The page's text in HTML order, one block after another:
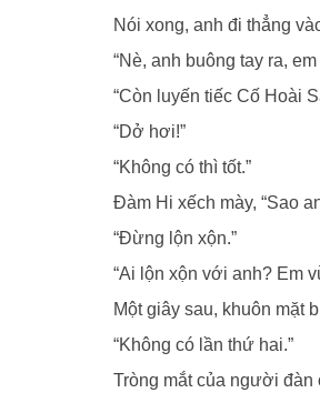
Nói xong, anh đi thẳng
“Nè, anh buông tay ra, em
“Còn luyến tiếc Cố Hoài
“Dở hơi!”
“Không có thì tốt.”
Đàm Hi xếch mày, “Sao
“Đừng lộn xộn.”
“Ai lộn xộn với anh? Em
Một giây sau, khuôn mặt
“Không có lần thứ hai.”
Tròng mắt của người đàn